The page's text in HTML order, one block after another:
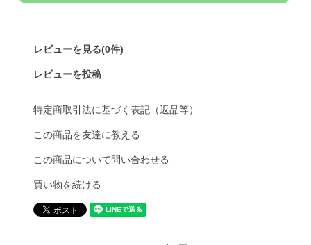
レビューを見る(0件)
レビューを投稿
特定商取引法に基づく表記（返品等）
この商品を友達に教える
この商品について問い合わせる
買い物を続ける